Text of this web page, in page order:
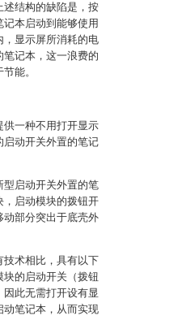
述结构的缺陷是，按
本启动到能够使用
，显示屏所消耗的电
记本，这一浪费的
能。
供一种不用打开显示
启动开关外置的笔记
型启动开关外置的笔
，启动模块的拨钮开
动部分突出于底壳外
技术相比，具有以下
的启动开关（拨钮
此无需打开设有显
动笔记本，从而实现